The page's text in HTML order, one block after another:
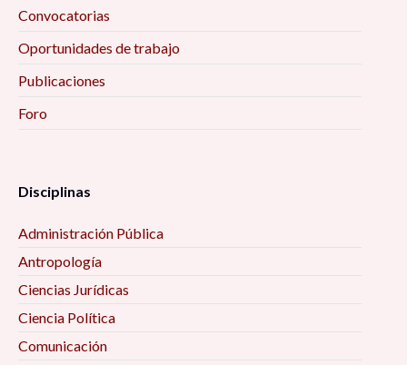
Ciclo de conferencias «Educación, Actividad
Física y Salud» 10:00 am
Encuentro Interinstitucional de Estudios
Etarios 10:00 am
ejercicio de derechos políticos y civiles 10:00 am
La filosofía de las ciencias sociales 10:00 am
Mujeres, vejez y envejecimiento desde algunas
Convocatorias
Oportunidades de trabajo
Publicaciones
Foro
Disciplinas
Administración Pública
Antropología
Ciencias Jurídicas
Ciencia Política
Comunicación